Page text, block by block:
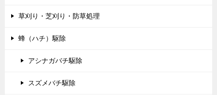
草刈り・芝刈り・防草処理
蜂（ハチ）駆除
アシナガバチ駆除
スズメバチ駆除